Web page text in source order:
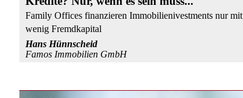
Family Offices finanzieren Immobilienivestments nur mit
wenig Fremdkapital
Hans Hünnscheid
Famos Immobilien GmbH